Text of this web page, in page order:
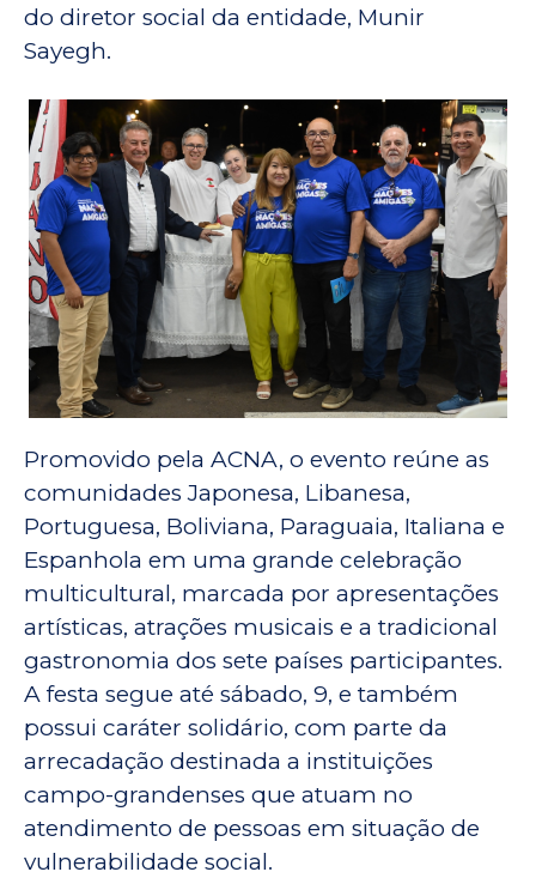
do diretor social da entidade, Munir
Sayegh.
Promovido pela ACNA, o evento reúne as
comunidades Japonesa, Libanesa,
Portuguesa, Boliviana, Paraguaia, Italiana e
Espanhola em uma grande celebração
multicultural, marcada por apresentações
artísticas, atrações musicais e a tradicional
gastronomia dos sete países participantes.
A festa segue até sábado, 9, e também
possui caráter solidário, com parte da
arrecadação destinada a instituições
campo-grandenses que atuam no
atendimento de pessoas em situação de
vulnerabilidade social.